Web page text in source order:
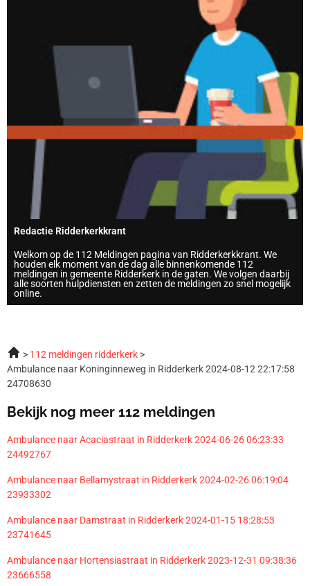
Redactie Ridderkerkkrant
Welkom op de 112 Meldingen pagina van Ridderkerkkrant. We
houden elk moment van de dag alle binnenkomende 112
meldingen in gemeente Ridderkerk in de gaten. We volgen daarbij
alle soorten hulpdiensten en zetten de meldingen zo snel mogelijk
online.
112 meldingen ridderkerk
Ambulance naar Koninginneweg in Ridderkerk 2024-08-12 22:17:58
24708630
Bekijk nog meer 112 meldingen
Ambulance naar Acaciastraat in Ridderkerk 2024-06-26 06:23:33
24492767
Ambulance naar Bellamystraat in Ridderkerk 2024-02-26 06:19:04
23933302
Ambulance naar Damstraat in Ridderkerk 2024-01-15 18:28:53
23741645
Ambulance naar Hortensiastraat in Ridderkerk 2023-12-31 09:38:36
23666558